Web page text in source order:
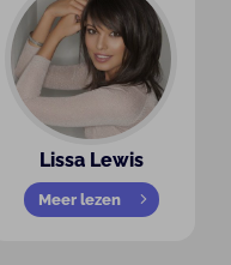
Lissa Lewis
Meer lezen